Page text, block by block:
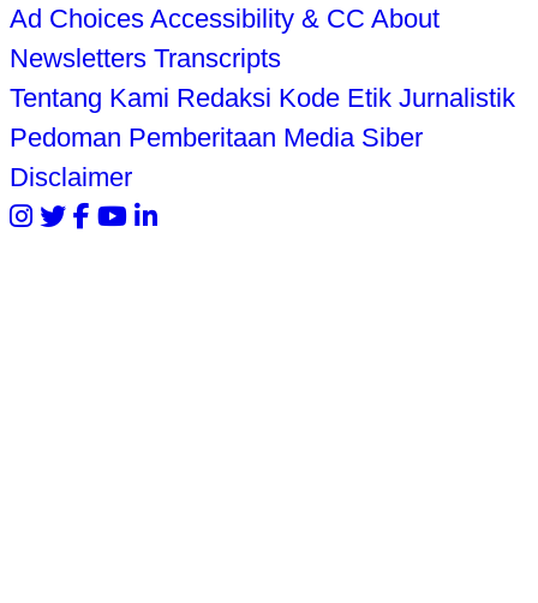
Ad Choices Accessibility & CC About
Newsletters Transcripts
Tentang Kami Redaksi Kode Etik Jurnalistik
Pedoman Pemberitaan Media Siber
Disclaimer